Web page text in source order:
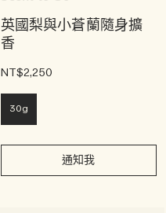
英國梨與小蒼蘭隨身擴
香
NT$2,250
30g
通知我